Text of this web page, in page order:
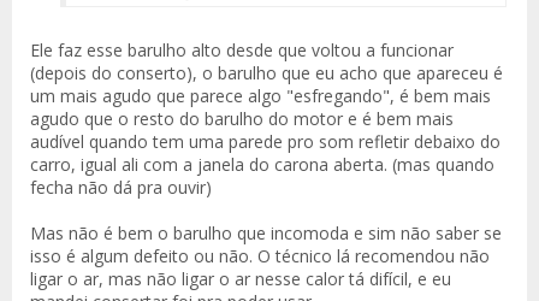
Ele faz esse barulho alto desde que voltou a funcionar
(depois do conserto), o barulho que eu acho que apareceu é
um mais agudo que parece algo "esfregando", é bem mais
agudo que o resto do barulho do motor e é bem mais
audível quando tem uma parede pro som refletir debaixo do
carro, igual ali com a janela do carona aberta. (mas quando
fecha não dá pra ouvir)
Mas não é bem o barulho que incomoda e sim não saber se
isso é algum defeito ou não. O técnico lá recomendou não
ligar o ar, mas não ligar o ar nesse calor tá difícil, e eu